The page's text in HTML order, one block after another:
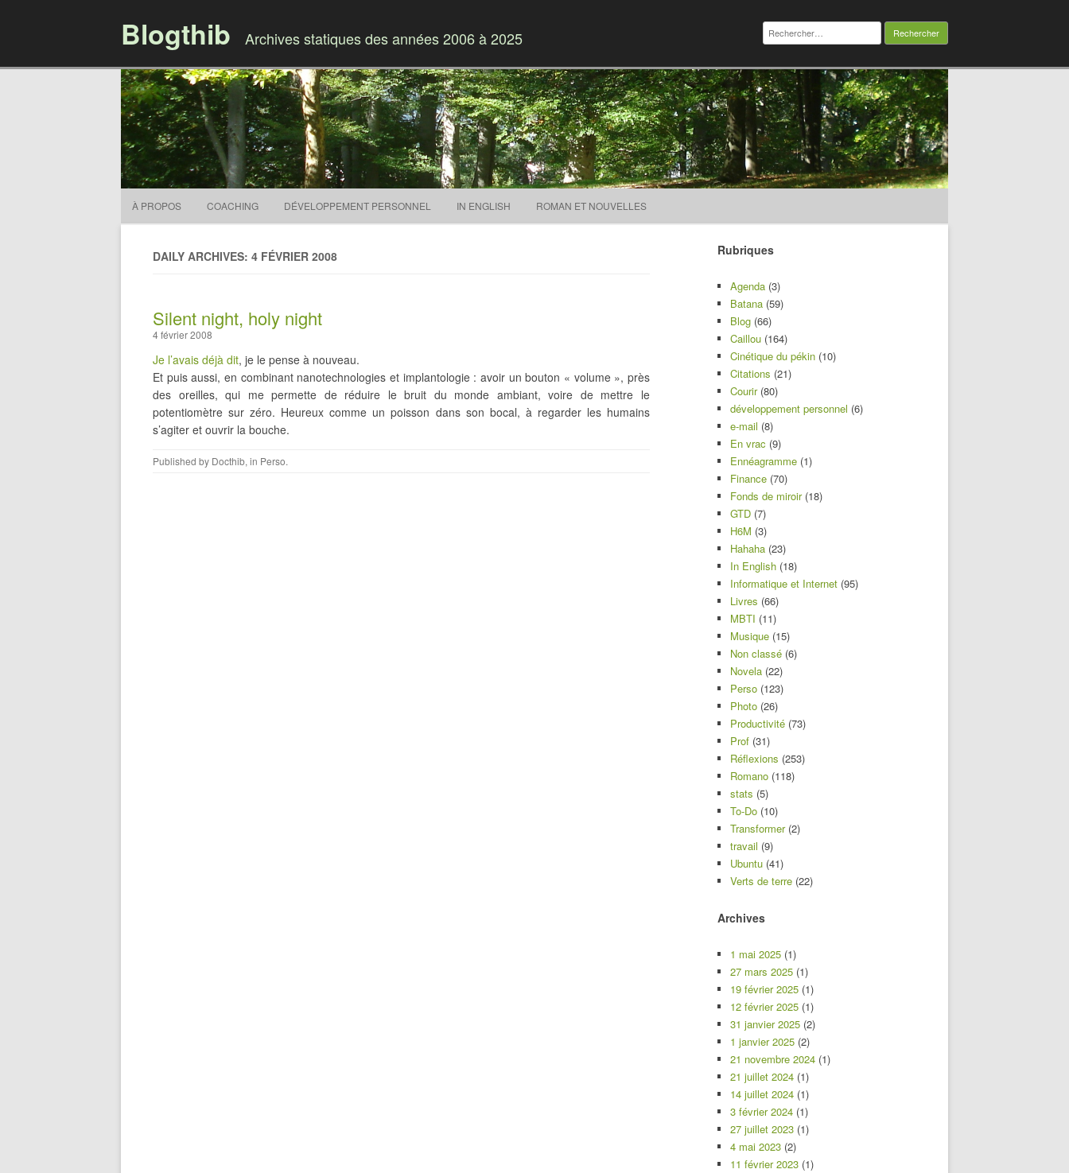
Blogthib Archives statiques des années 2006 à 2025
Rechercher :
À PROPOS COACHING DÉVELOPPEMENT PERSONNEL IN ENGLISH ROMAN ET NOUVELLES
DAILY ARCHIVES: 4 FÉVRIER 2008
Silent night, holy night
4 février 2008
Je l’avais déjà dit, je le pense à nouveau.
Et puis aussi, en combinant nanotechnologies et implantologie : avoir un bouton « volume », près
des oreilles, qui me permette de réduire le bruit du monde ambiant, voire de mettre le
potentiomètre sur zéro. Heureux comme un poisson dans son bocal, à regarder les humains
s’agiter et ouvrir la bouche.
Published by Docthib, in Perso.
Rubriques
Agenda (3)
Batana (59)
Blog (66)
Caillou (164)
Cinétique du pékin (10)
Citations (21)
Courir(80)
développement personnel (6)
e-mail (8)
En vrac (9)
Ennéagramme (1)
Finance (70)
Fonds de miroir(18)
GTD (7)
H6M (3)
Hahaha (23)
In English (18)
Informatique et Internet (95)
Livres (66)
MBTI (11)
Musique (15)
Non classé (6)
Novela (22)
Perso (123)
Photo (26)
Productivité (73)
Prof (31)
Réflexions (253)
Romano (118)
stats (5)
To-Do (10)
Transformer(2)
travail (9)
Ubuntu (41)
Verts de terre (22)
Archives
1 mai 2025 (1)
27 mars 2025 (1)
19 février 2025 (1)
12 février 2025 (1)
31 janvier 2025 (2)
1 janvier 2025 (2)
21 novembre 2024 (1)
21 juillet 2024 (1)
14 juillet 2024 (1)
3 février 2024 (1)
27 juillet 2023 (1)
4 mai 2023 (2)
11 février 2023 (1)